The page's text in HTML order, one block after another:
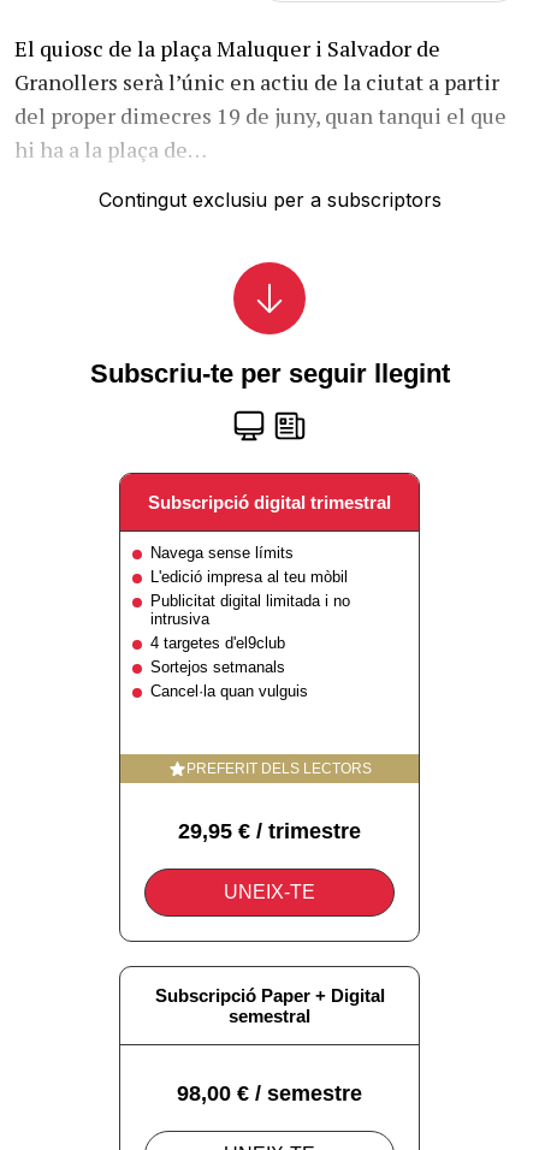
El quiosc de la plaça Maluquer i Salvador de
Granollers serà l’únic en actiu de la ciutat a partir
del proper dimecres 19 de juny, quan tanqui el que
hi ha a la plaça de…
Contingut exclusiu per a subscriptors